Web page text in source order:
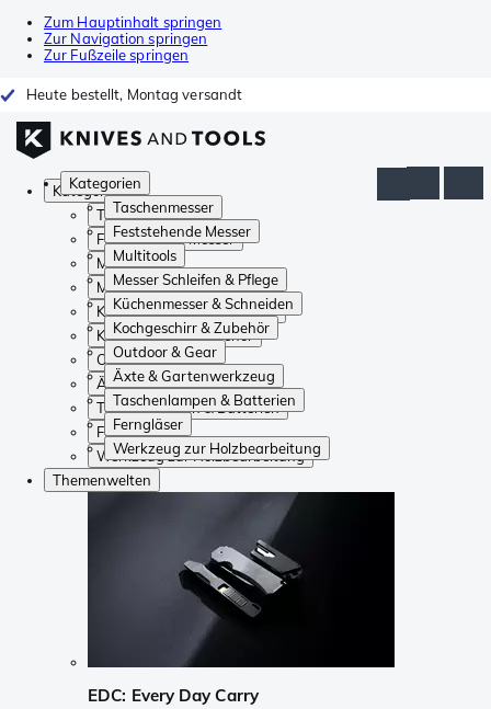
Zum Hauptinhalt springen
Zur Navigation springen
Zur Fußzeile springen
Heute bestellt, Montag versandt
Kategorien
Taschenmesser
Feststehende Messer
Multitools
Messer Schleifen & Pflege
Küchenmesser & Schneiden
Kochgeschirr & Zubehör
Outdoor & Gear
Äxte & Gartenwerkzeug
Taschenlampen & Batterien
Ferngläser
Werkzeug zur Holzbearbeitung
Kategorien
Taschenmesser
Feststehende Messer
Multitools
Messer Schleifen & Pflege
Küchenmesser & Schneiden
Kochgeschirr & Zubehör
Outdoor & Gear
Äxte & Gartenwerkzeug
Taschenlampen & Batterien
Ferngläser
Werkzeug zur Holzbearbeitung
Themenwelten
EDC: Every Day Carry